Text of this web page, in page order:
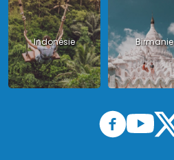
Indonésie Birmanie